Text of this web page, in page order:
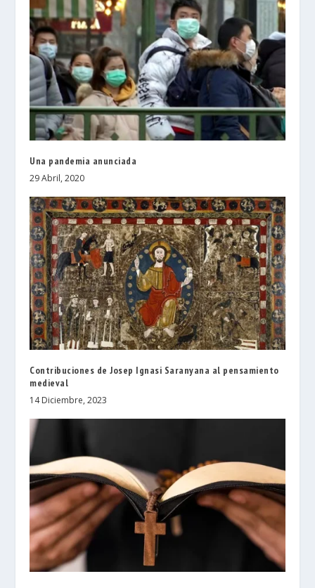
Una pandemia anunciada
29 Abril, 2020
Contribuciones de Josep Ignasi Saranyana al pensamiento
medieval
14 Diciembre, 2023